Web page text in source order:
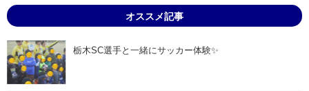
し
ん
だ
ー
キ
オススメ記事
栃木SC選手と一緒にサッカー体験✨